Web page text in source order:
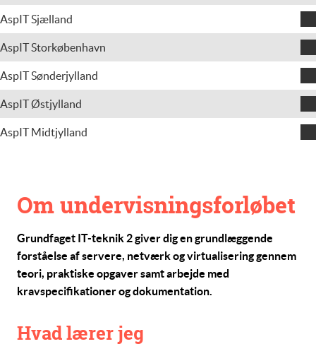
Om undervisningsforløbet
Grundfaget IT-teknik 2giver dig en grundlæggende
forståelse af servere, netværk og virtualisering gennem
teori, praktiske opgaver samt arbejde med
kravspecifikationer og dokumentation.
Hvad lærer jeg
Michael Rosengreen Bach
Ulrik Pagels
AspIT Sjælland
Andreas Severin Nielsen
Michael Rosengreen Bach
Ulrik Pagels
AspIT Storkøbenhavn
Steen Larsen
Jan Jeppesen
AspIT Sønderjylland
Nils-Asbjørn Odinsholm
AspIT Østjylland
Henning Larsen
AspIT Midtjylland